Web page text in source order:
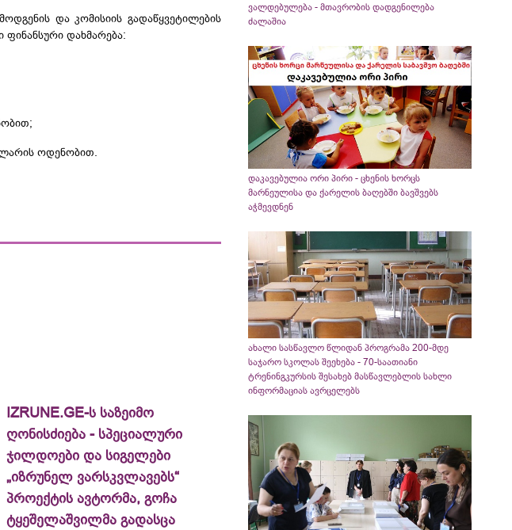
და კომისიის გადაწყვეტილების
დახმარება:
ლარის ოდენობით.
IZRUNE.GE-ს საზეიმო
ღონისძიება - სპეციალური
ჯილდოები და სიგელები
„იზრუნელ ვარსკვლავებს“
პროექტის ავტორმა, გოჩა
ტყეშელაშვილმა გადასცა
ვალდებულება - მთავრობის დადგენილება
ძალაშია
დაკავებულია ორი პირი - ცხენის ხორცს
მარნეულისა და ქარელის ბაღებში ბავშვებს
აჭმევდნენ
ახალი სასწავლო წლიდან პროგრამა 200-მდე
საჯარო სკოლას შეეხება - 70-საათიანი
ტრენინგკურსის შესახებ მასწავლებლის სახლი
ინფორმაციას ავრცელებს